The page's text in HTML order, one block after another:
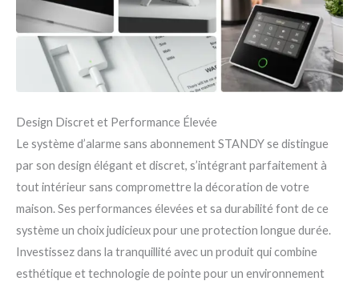
Design Discret et Performance Élevée
Le système d’alarme sans abonnement STANDY se distingue
par son design élégant et discret, s’intégrant parfaitement à
tout intérieur sans compromettre la décoration de votre
maison. Ses performances élevées et sa durabilité font de ce
système un choix judicieux pour une protection longue durée.
Investissez dans la tranquillité avec un produit qui combine
esthétique et technologie de pointe pour un environnement